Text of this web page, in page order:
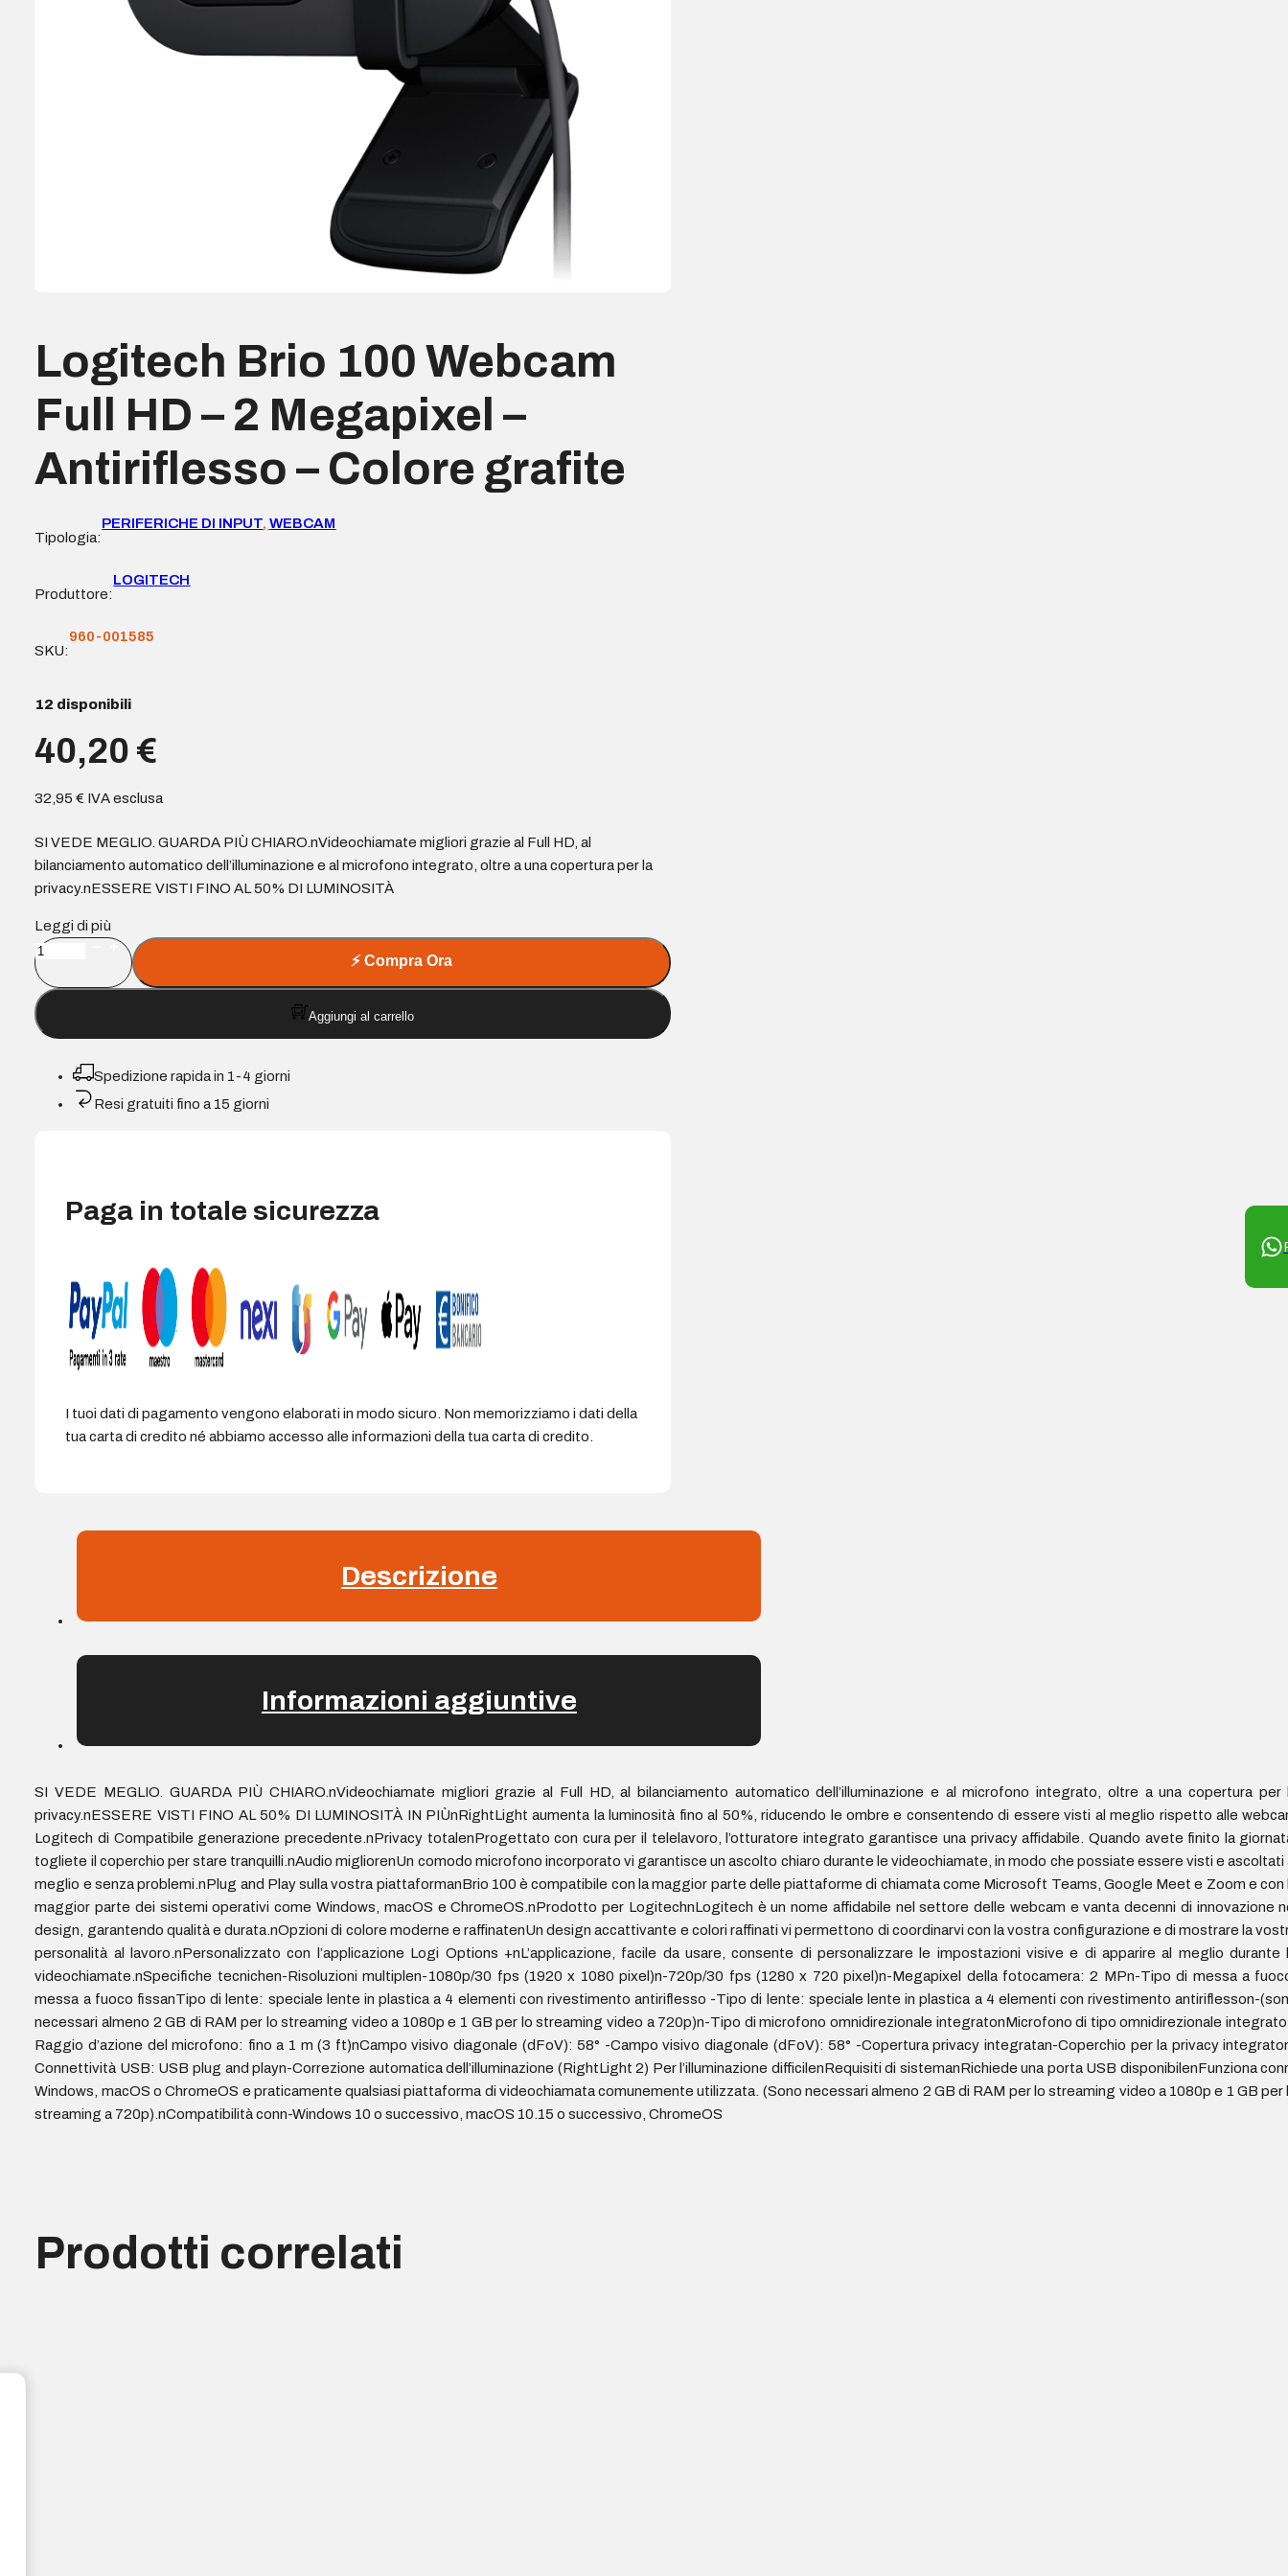
Logitech Brio 100 Webcam
Full HD – 2 Megapixel –
Antiriflesso – Colore grafite
Tipologia:
PERIFERICHE DI INPUT,WEBCAM
Produttore:
LOGITECH
SKU:
960-001585
12 disponibili
40,20 €
32,95€ IVA esclusa
SI VEDE MEGLIO. GUARDA PIÙ CHIARO.nVideochiamate migliori grazie al Full HD, al
bilanciamento automatico dell’illuminazione e al microfono integrato, oltre a una copertura per la
privacy.nESSERE VISTI FINO AL 50% DI LUMINOSITÀ
Leggi di più
Logitech
Brio
100
Webcam
Full
Colore
⚡Compra Ora
Aggiungi al carrello
Spedizione rapida in 1-4 giorni
Resi gratuiti fino a 15 giorni
Paga in totale sicurezza
I tuoi dati di pagamento vengono elaborati in modo sicuro. Non memorizziamo i dati della
tua carta di credito né abbiamo accesso alle informazioni della tua carta di credito.
Descrizione
Informazioni aggiuntive
SI VEDE MEGLIO. GUARDA PIÙ CHIARO.nVideochiamate migliori grazie al Full HD, al bilanciamento automatico dell’illuminazione e al microfono integrato, oltre a una copertura per
privacy.nESSERE VISTI FINO AL 50% DI LUMINOSITÀ IN PIÙnRightLight aumenta la luminosità fino al 50%, riducendo le ombre e consentendo di essere visti al meglio rispetto alle
Logitech di Compatibile generazione precedente.nPrivacy totalenProgettato con cura per il telelavoro, l’otturatore integrato garantisce una privacy affidabile. Quando avete finito la
togliete il coperchio per stare tranquilli.nAudio migliorenUn comodo microfono incorporato vi garantisce un ascolto chiaro durante le videochiamate, in modo che possiate essere visti e ascoltati
meglio e senza problemi.nPlug and Play sulla vostra piattaformanBrio 100 è compatibile con la maggior parte delle piattaforme di chiamata come Microsoft Teams, Google Meet e Zoom e con
maggior parte dei sistemi operativi come Windows, macOS e ChromeOS.nProdotto per LogitechnLogitech è un nome affidabile nel settore delle webcam e vanta decenni di innovazione
design, garantendo qualità e durata.nOpzioni di colore moderne e raffinatenUn design accattivante e colori raffinati vi permettono di coordinarvi con la vostra configurazione e di mostrare la
personalità al lavoro.nPersonalizzato con l’applicazione Logi Options +nL’applicazione, facile da usare, consente di personalizzare le impostazioni visive e di apparire al meglio durante
videochiamate.nSpecifiche tecnichen-Risoluzioni multiplen-1080p/30 fps (1920 x 1080 pixel)n-720p/30 fps (1280 x 720 pixel)n-Megapixel della fotocamera: 2 MPn-Tipo di messa a
messa a fuoco fissanTipo di lente: speciale lente in plastica a 4 elementi con rivestimento antiriflesso -Tipo di lente: speciale lente in plastica a 4 elementi con rivestimento antiriflesson-
necessari almeno 2 GB di RAM per lo streaming video a 1080p e 1 GB per lo streaming video a 720p)n-Tipo di microfono omnidirezionale integratonMicrofono di tipo omnidirezionale
Raggio d’azione del microfono: fino a 1 m (3 ft)nCampo visivo diagonale (dFoV): 58° -Campo visivo diagonale (dFoV): 58° -Copertura privacy integratan-Coperchio per la privacy
Connettività USB: USB plug and playn-Correzione automatica dell’illuminazione (RightLight 2) Per l’illuminazione difficilenRequisiti di sistemanRichiede una porta USB disponibilenFunziona
Windows, macOS o ChromeOS e praticamente qualsiasi piattaforma di videochiamata comunemente utilizzata. (Sono necessari almeno 2 GB di RAM per lo streaming video a 1080p e 1 GB per
streaming a 720p).nCompatibilità conn-Windows 10 o successivo, macOS 10.15 o successivo, ChromeOS
Prodotti correlati